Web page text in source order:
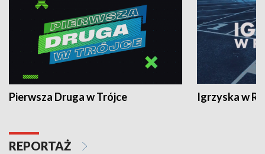
Pierwsza Druga w Trójce Igrzyska w
REPORTAŻ